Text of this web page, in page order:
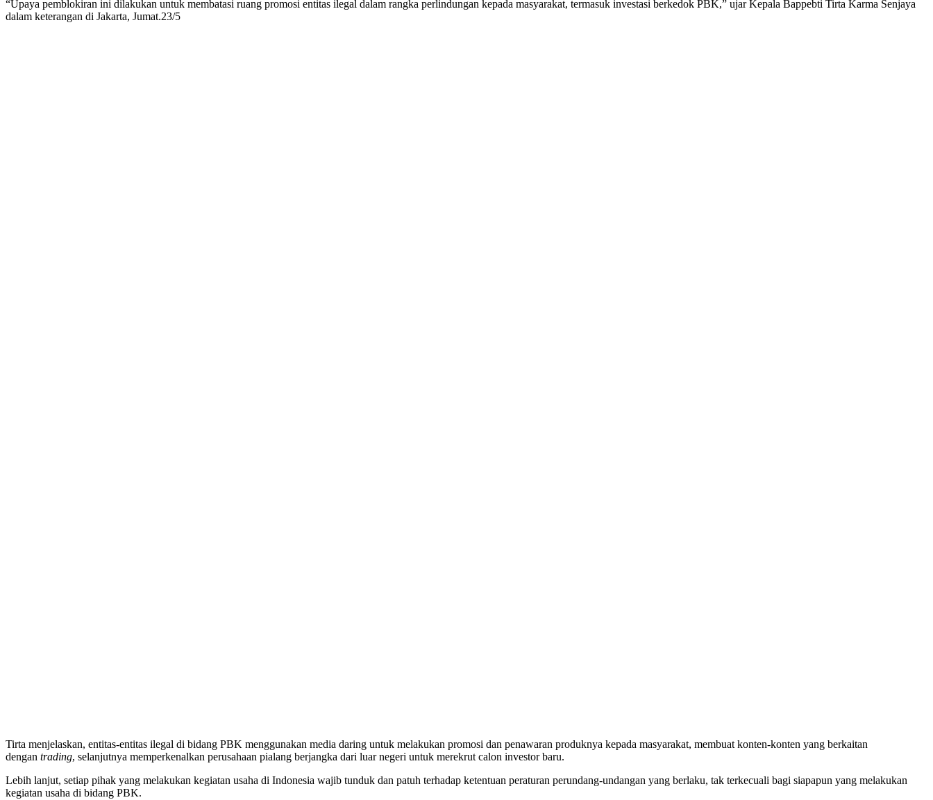
“Upaya pemblokiran ini dilakukan untuk membatasi ruang promosi entitas ilegal dalam rangka perlindungan kepada masyarakat, termasuk investasi berkedok PBK,” ujar Kepala Bappebti Tirta Karma Senjaya
dalam keterangan di Jakarta, Jumat.23/5
Tirta menjelaskan, entitas-entitas ilegal di bidang PBK menggunakan media daring untuk melakukan promosi dan penawaran produknya kepada masyarakat, membuat konten-konten yang berkaitan
dengan trading, selanjutnya memperkenalkan perusahaan pialang berjangka dari luar negeri untuk merekrut calon investor baru.
Lebih lanjut, setiap pihak yang melakukan kegiatan usaha di Indonesia wajib tunduk dan patuh terhadap ketentuan peraturan perundang-undangan yang berlaku, tak terkecuali bagi siapapun yang melakukan
kegiatan usaha di bidang PBK.